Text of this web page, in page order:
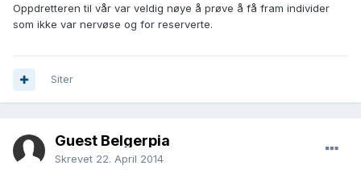
Oppdretteren til vår var veldig nøye å prøve å få fram individer
som ikke var nervøse og for reserverte.
Siter
Guest Belgerpia
Skrevet 22. April 2014